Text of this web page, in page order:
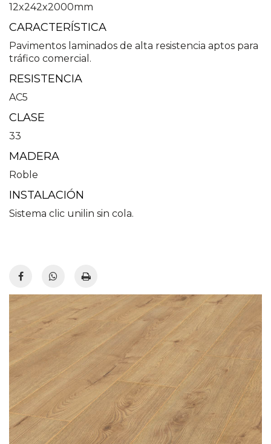
12x242x2000mm
CARACTERÍSTICA
Pavimentos laminados de alta resistencia aptos para
tráfico comercial.
RESISTENCIA
AC5
CLASE
33
MADERA
Roble
INSTALACIÓN
Sistema clic unilin sin cola.